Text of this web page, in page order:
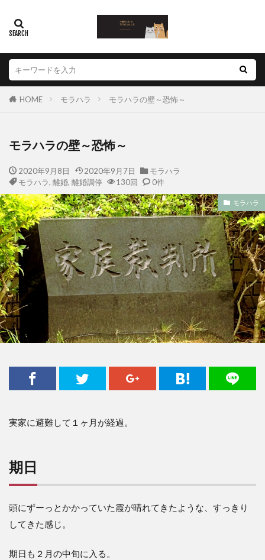
HOME モラハラ モラハラの壁～恐怖～
モラハラの壁～恐怖～
2020年9月8日 2020年9月7日
モラハラ
モラハラ, 離婚, 離婚調停 130回 0件
モラハラ
実家に避難して１ヶ月が経過。
期日
頭にずーっとかかっていた霞が晴れてきたような、すっきり
してきた感じ。
期日も２月の中旬に入る。